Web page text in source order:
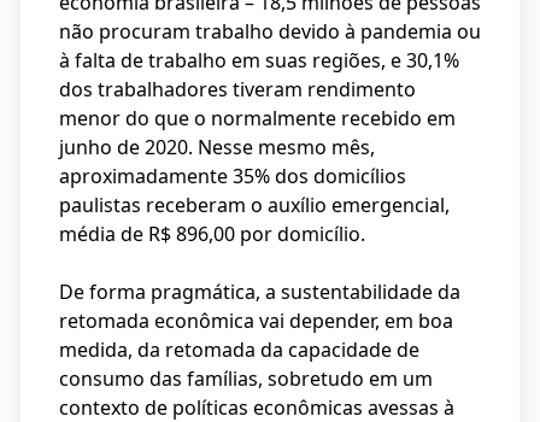
não procuram trabalho devido à pandemia ou
à falta de trabalho em suas regiões, e 30,1%
dos trabalhadores tiveram rendimento
menor do que o normalmente recebido em
junho de 2020. Nesse mesmo mês,
aproximadamente 35% dos domicílios
paulistas receberam o auxílio emergencial,
média de R$ 896,00 por domicílio.
De forma pragmática, a sustentabilidade da
retomada econômica vai depender, em boa
medida, da retomada da capacidade de
consumo das famílias, sobretudo em um
contexto de políticas econômicas avessas à